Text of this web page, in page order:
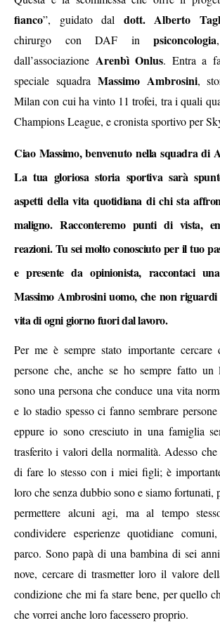
fianco”, guidato dal dott. Alberto
chirurgo con DAF in psiconcologia
dall’associazione Arenbì Onlus. Entra a
speciale squadra Massimo Ambrosini,
Milan con cui ha vinto 11 trofei, tra i quali
Champions League, e cronista sportivo per
Ciao Massimo, benvenuto nella squadra di
La tua gloriosa storia sportiva sarà
aspetti della vita quotidiana di chi sta
maligno. Racconteremo punti di vista,
reazioni. Tu sei molto conosciuto per il tuo
e presente da opinionista, raccontaci
Massimo Ambrosini uomo, che non
vita di ogni giorno fuori dal lavoro.
Per me è sempre stato importante cercare
persone che, anche se ho sempre fatto un
sono una persona che conduce una vita
e lo stadio spesso ci fanno sembrare
eppure io sono cresciuto in una famiglia
trasferito i valori della normalità. Adesso
di fare lo stesso con i miei figli; è
loro che senza dubbio sono e siamo fortunati,
permettere alcuni agi, ma al tempo
condividere esperienze quotidiane
parco. Sono papà di una bambina di sei
nove, cercare di trasmetter loro il valore
condizione che mi fa stare bene, per quello
che vorrei anche loro facessero proprio.